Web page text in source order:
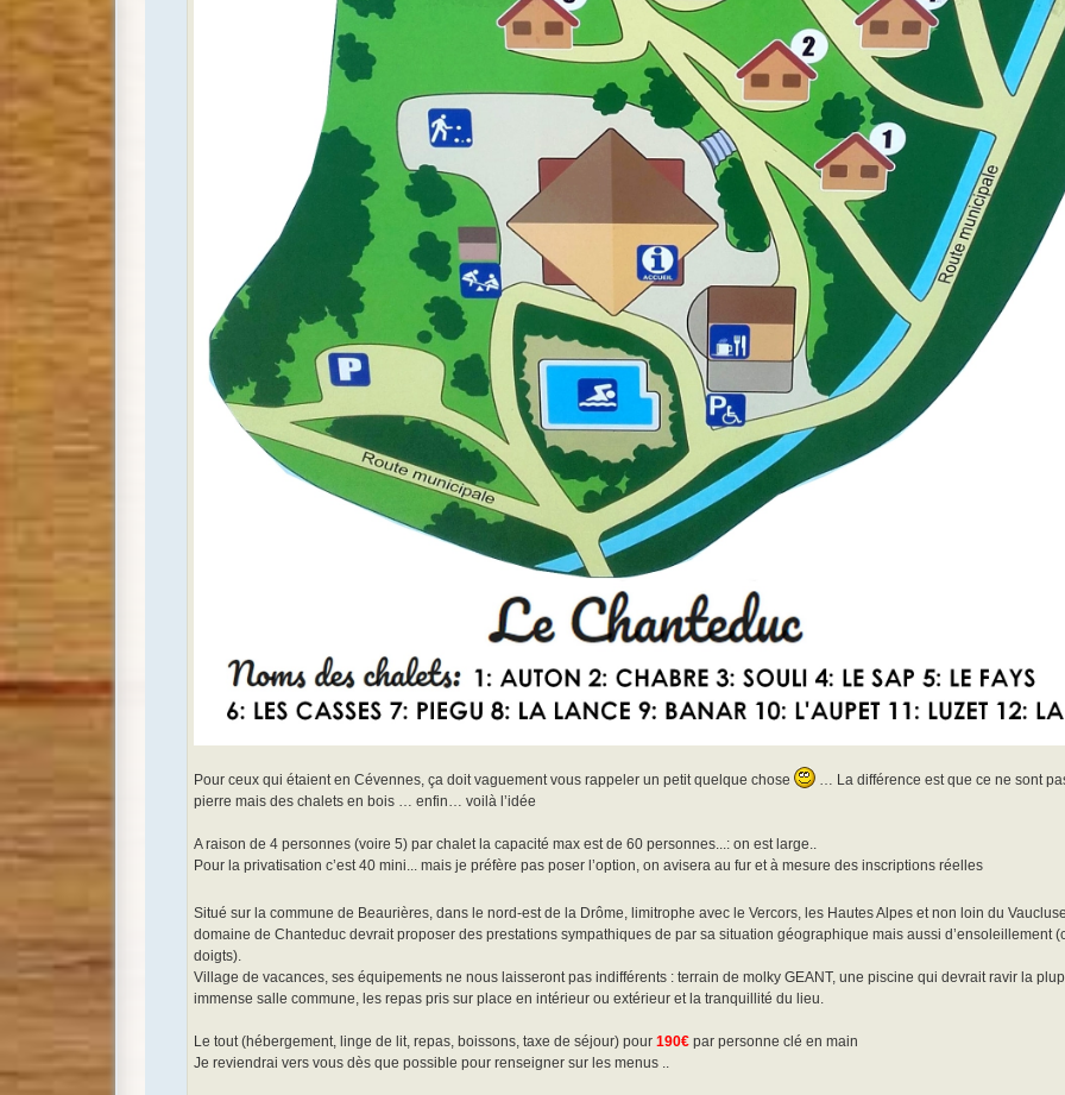
Pour ceux qui étaient en Cévennes, ça doit vaguement vous rappeler un petit quelque chose
… La différence est que ce ne sont
pierre mais des chalets en bois … enfin… voilà l’idée
A raison de 4 personnes (voire 5) par chalet la capacité max est de 60 personnes...: on est large..
Pour la privatisation c’est 40 mini... mais je préfère pas poser l’option, on avisera au fur et à mesure des inscriptions réelles
Situé sur la commune de Beaurières, dans le nord-est de la Drôme, limitrophe avec le Vercors, les Hautes Alpes et non loin du
domaine de Chanteduc devrait proposer des prestations sympathiques de par sa situation géographique mais aussi d’ensoleillement
doigts).
Village de vacances, ses équipements ne nous laisseront pas indifférents : terrain de molky GEANT, une piscine qui devrait ravir la
immense salle commune, les repas pris sur place en intérieur ou extérieur et la tranquillité du lieu.
Le tout (hébergement, linge de lit, repas, boissons, taxe de séjour) pour 190€ par personne clé en main
Je reviendrai vers vous dès que possible pour renseigner sur les menus ..